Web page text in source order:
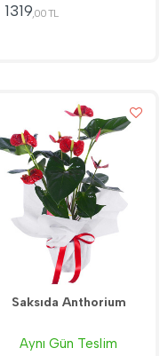
1319 ,00 TL
Saksıda Anthorium
Aynı Gün Teslim